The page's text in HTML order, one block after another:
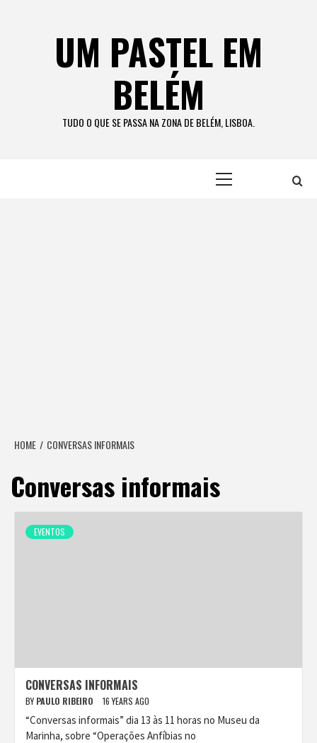
UM PASTEL EM
BELÉM
TUDO O QUE SE PASSA NA ZONA DE BELÉM, LISBOA.
HOME CONVERSAS INFORMAIS
Conversas informais
EVENTOS
CONVERSAS INFORMAIS
BY PAULO RIBEIRO 16 YEARS AGO
“Conversas informais” dia 13 às 11 horas no Museu da
Marinha, sobre “Operações Anfíbias no